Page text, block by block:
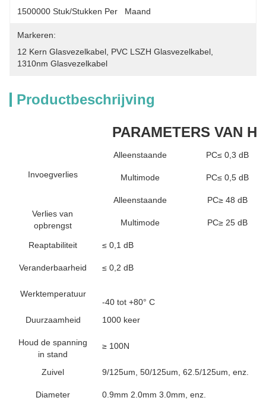
1500000 Stuk/Stukken Per   Maand
Markeren:
12 Kern Glasvezelkabel PVC LSZH Glasvezelkabel
1310nm Glasvezelkabel
Productbeschrijving
PARAMETERS VAN
Invoegverlies
Alleenstaande PC≤ 0,3 dB
Multimode PC≤ 0,5 dB
Verlies van
opbrengst
Alleenstaande PC≥ 48 dB
Multimode PC≥ 25 dB
Reaptabiliteit ≤ 0,1 dB
Veranderbaarheid ≤ 0,2 dB
Werktemperatuur
-40 tot +80° C
Duurzaamheid
1000 keer
Houd de spanning
in stand
≥ 100N
Zuivel 9/125um, 50/125um, 62.5/125um, enz.
Diameter 0.9mm 2.0mm 3.0mm, enz.